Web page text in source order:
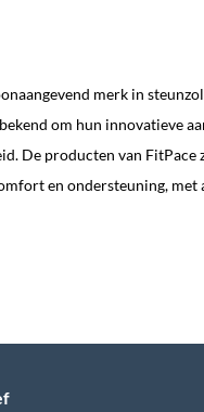
merk in
om hun innovatieve
De producten van
en ondersteuning, met